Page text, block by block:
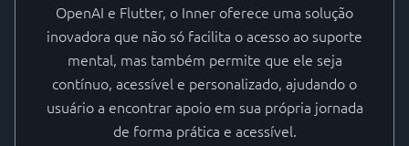
OpenAI e Flutter, o Inner oferece uma solução
inovadora que não só facilita o acesso ao suporte
mental, mas também permite que ele seja
contínuo, acessível e personalizado, ajudando o
usuário a encontrar apoio em sua própria jornada
de forma prática e acessível.